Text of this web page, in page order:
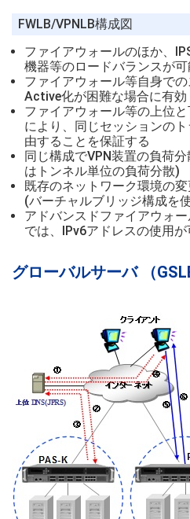
FWLB/VPNLB構成図
ファイアウォールのほか、
機器等のロードバランスが
ファイアウォール等自身で
Active化が困難な場合に有効
ファイアウォール等の上位
により、同じセッションの
由することを保証する
同じ構成でVPN装置の負荷
はトンネル単位の負荷分散)
既存のネットワーク環境の
(バーチャルブリッジ構成を
アドバンスドファイアウォ
では、IPv6アドレスの使用が
グローバルサーバ （